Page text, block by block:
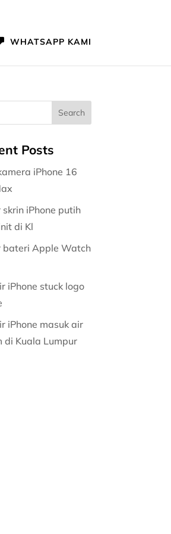
WHATSAPP KAMI
Posts
iPhone 16
skrin iPhone putih
di Kl
bateri Apple Watch
iPhone stuck logo
iPhone masuk air
di Kuala Lumpur